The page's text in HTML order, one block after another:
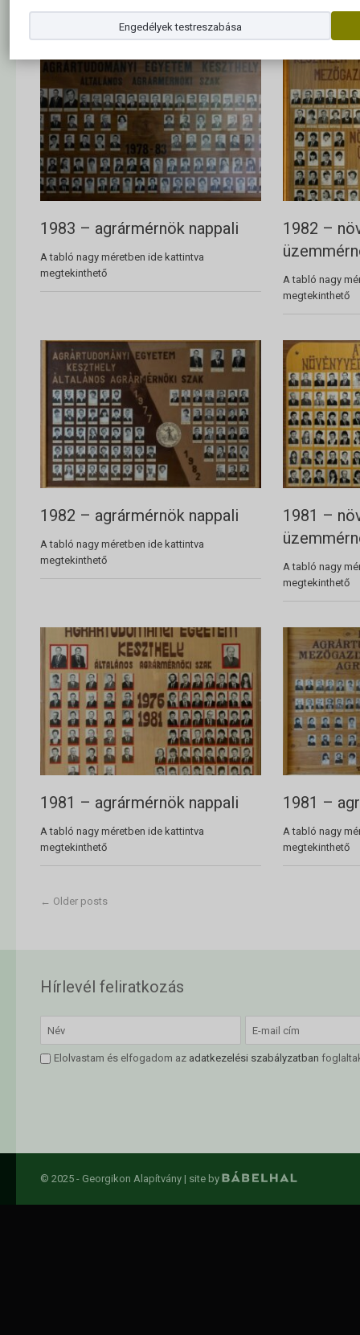
Engedélyek testreszabása
1983 – agrármérnök nappali
A tabló nagy méretben ide kattintva
megtekinthető
1982 –
A tabló nagy
megtekinthető
1982 – agrármérnök nappali
A tabló nagy méretben ide kattintva
megtekinthető
1981 –
A tabló nagy
megtekinthető
1981 – agrármérnök nappali
A tabló nagy méretben ide kattintva
megtekinthető
1981 –
A tabló nagy
megtekinthető
← Older posts
Hírlevél feliratkozás
Elolvastam és elfogadom az adatkezelési szabályzatban
© 2025 - Georgikon Alapítvány | site by